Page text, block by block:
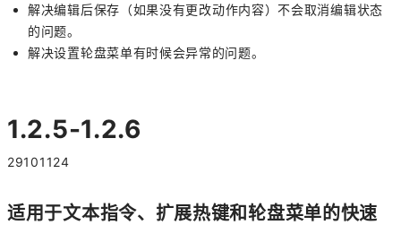
解决编辑后保存 （如果没有更改动作内容）不会取消编辑状态
的问题。
解决设置轮盘菜单有时候会异常的问题。
1.2.5-1.2.6
29101124
适用于文本指令、扩展热键和轮盘菜单的快速